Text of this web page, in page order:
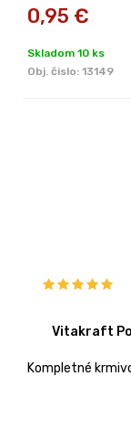
0,95 €
Skladom 10 ks
Obj. čislo: 13149
Vitakraft
Kompletné